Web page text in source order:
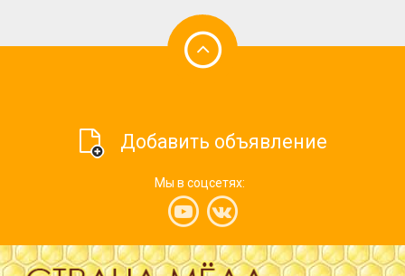
Добавить объявление
Мы в соцсетях: